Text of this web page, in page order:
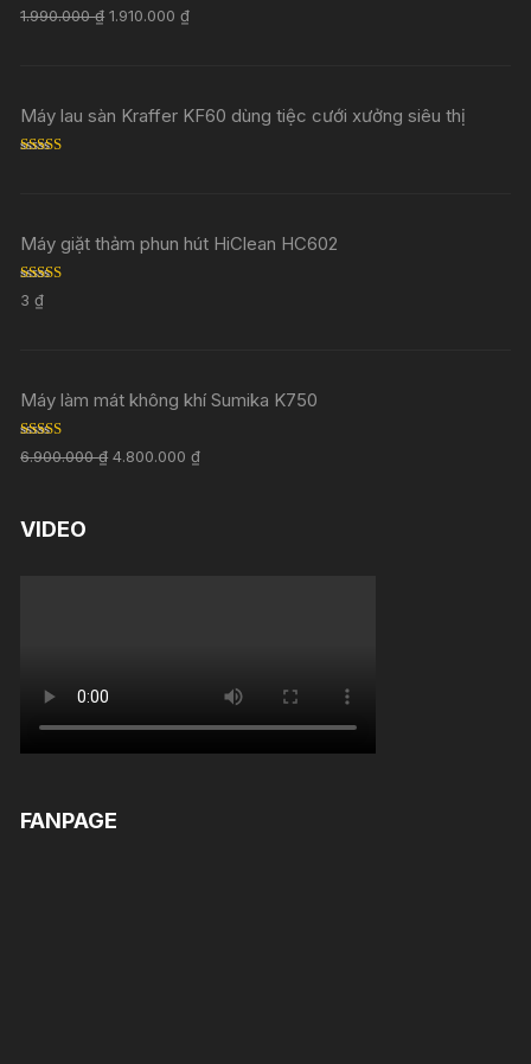
Rated 5.00
out of 5
1.990.000₫ 1.910.000₫
Máy lau sàn Kraffer KF60 dùng tiệc cưới xưởng siêu thị
Máy giặt thảm phun hút HiClean HC602
Rated
out of 5
3₫
Máy làm mát không khí Sumika K750
Rated 5.00
out of 5
6.900.000₫ 4.800.000₫
VIDEO
FANPAGE